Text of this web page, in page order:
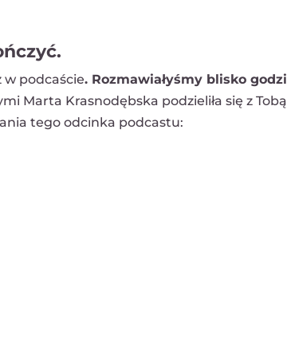
w podcaście. Rozmawiałyśmy blisko
Marta Krasnodębska podzieliła się z
tego odcinka podcastu: